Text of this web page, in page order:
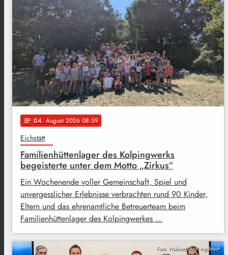
notes 04. August 2026 08:59
Eichstätt
Familienhüttenlager des Kolpingwerks
begeisterte unter dem Motto „Zirkus“
Ein Wochenende voller Gemeinschaft, Spiel und
unvergesslicher Erlebnisse verbrachten rund 90 Kinder,
Eltern und das ehrenamtliche Betreuerteam beim
Familienhüttenlager des Kolpingwerkes …
Foto: Wobker/ Stadt Ingolstadt